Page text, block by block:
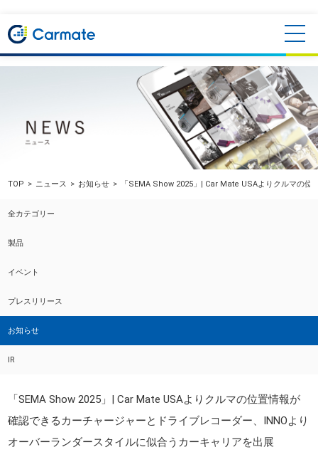
TOP ニュース お知らせ 「SEMA Show 2025」| Car Mate USAよりクルマの
全カテゴリー
製品
イベント
プレスリリース
お知らせ
IR
「SEMA Show 2025」| Car Mate USAよりクルマの位置情報が
確認できるカーチャージャーとドライブレコーダー、INNOより
オーバーランダースタイルに似合うカーキャリアを出展